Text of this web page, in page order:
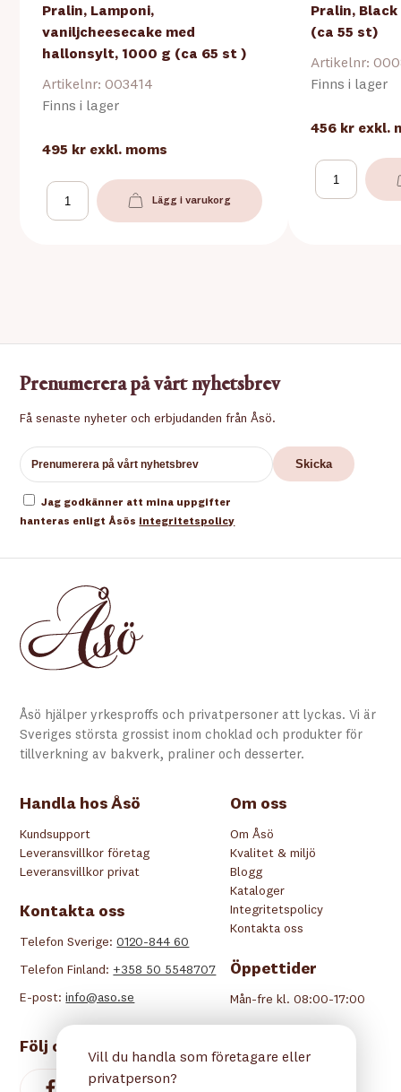
Pralin, Lamponi,
vaniljcheesecake med
hallonsylt, 1000 g (ca 65 st )
Artikelnr: 003414
Finns i lager
495 kr exkl. moms
Lägg i varukorg
Pralin,
(ca 55 st)
Artikelnr:
Finns i lager
456 kr exkl.
Prenumerera på vårt nyhetsbrev
Få senaste nyheter och erbjudanden från Åsö.
Jag godkänner att mina uppgifter
hanteras enligt Åsös integritetspolicy
Åsö hjälper yrkesproffs och privatpersoner att lyckas. Vi är
Sveriges största grossist inom choklad och produkter för
tillverkning av bakverk, praliner och desserter.
Om oss
Om Åsö
Kvalitet & miljö
Blogg
Kataloger
Integritetspolicy
Kontakta oss
Öppettider
Mån-fre kl. 08:00-17:00
Handla hos Åsö
Kundsupport
Leveransvillkor företag
Leveransvillkor privat
Kontakta oss
Telefon Sverige:0120-844 60
Telefon Finland: +358 50 5548707
E-post:info@aso.se
Följ oss
Vill du handla som företagare eller
privatperson?